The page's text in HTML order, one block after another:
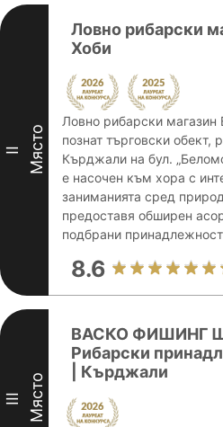
II Място
Ловно рибарски
Хоби
Ловно рибарски
познат търговски обект,
Кърджали на бул.
е насочен към хора с
заниманията сред
предоставя обширен
подбрани
8.6
III Място
ВАСКО ФИШИНГ
Рибарски
| Кърджали